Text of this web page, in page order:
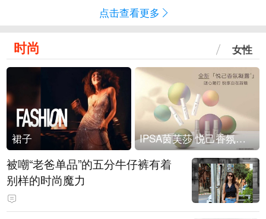
点击查看更多
时尚 女性
裙子 IPSA茵芙莎 悦己香氛凝露上市
被嘲“老爸单品”的五分牛仔裤有着
别样的时尚魔力